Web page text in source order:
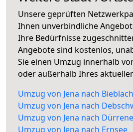
Unsere geprüften
Ihnen unverbindliche
Ihre Bedürfnisse
Angebote sind kostenlos,
Sie einen Umzug innerhalb
oder außerhalb Ihres
Umzug von Jena nach Bieblach
Umzug von Jena nach
Umzug von Jena nach
Umzug von Jena nach Ernsee